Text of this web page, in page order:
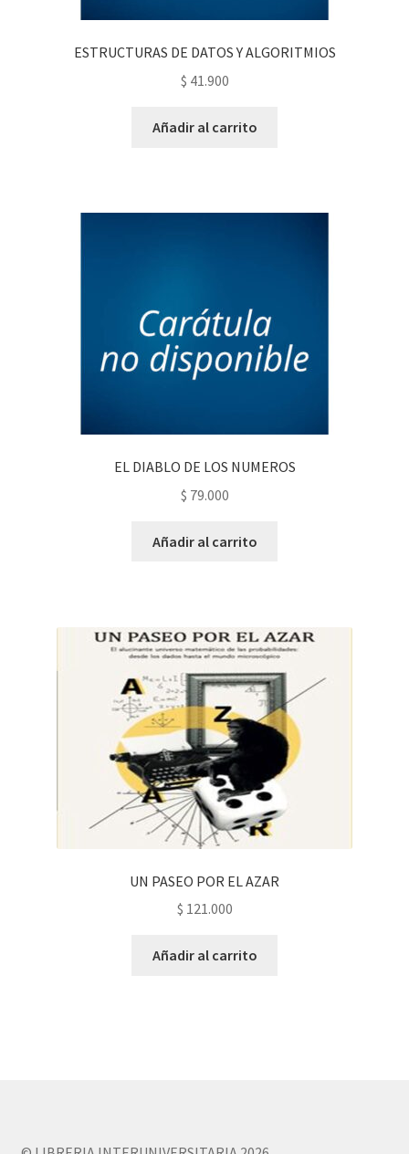
ESTRUCTURAS DE DATOS Y ALGORITMIOS
$ 41.900
Añadir al carrito
EL DIABLO DE LOS NUMEROS
$ 79.000
Añadir al carrito
UN PASEO POR EL AZAR
$ 121.000
Añadir al carrito